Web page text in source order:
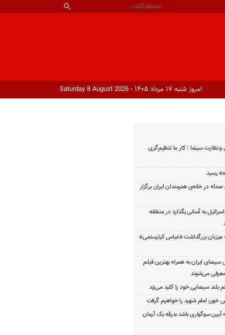
امروز شنبه ۱۷ مرداد ۱۴۰۵ - Saturday 8 August 2026
و نظارت سینما : کار ما تنظیم‌گری
در خانه‌ی هنرمندان ایران برگزار
به آسانی بگذارد در منطقه
میزبان بزرگداشت «عباس کیارستمی»
ایران به همراه بهترین فیلم
می‌شوند
بلند سینمایی خود را کلید می‌زند
خون امام شهید را خواهیم گرفت
آیین سوگواری باشد بدرقه یک آرمان